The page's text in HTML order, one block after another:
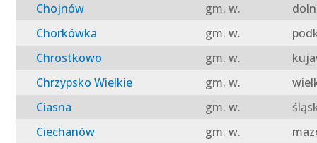
Chojnów
gm. w.
Chorkówka
gm. w.
Chrostkowo
gm. w.
Chrzypsko Wielkie
gm. w.
Ciasna
gm. w.
Ciechanów
gm. w.